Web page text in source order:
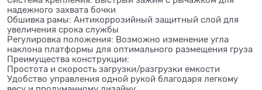
надежного захвата бочки
Обшивка рамы: Антикоррозийный защитный слой для
увеличения срока службы
Регулировка положения: Возможно изменение угла
наклона платформы для оптимального размещения груза
Преимущества конструкции:
Простота и скорость загрузки/разгрузки емкости
Удобство управления одной рукой благодаря легкому